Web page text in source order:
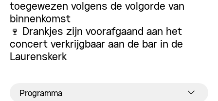
toegewezen volgens de volgorde van
binnenkomst
🍷 Drankjes zijn voorafgaand aan het
concert verkrijgbaar aan de bar in de
Laurenskerk
Programma